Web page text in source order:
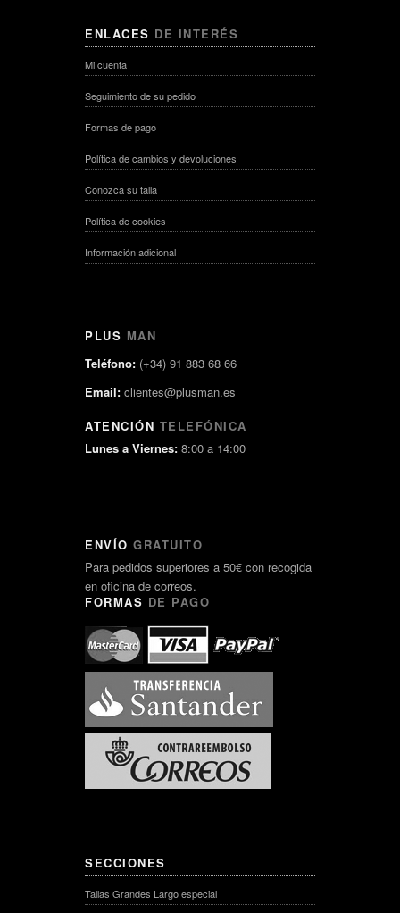
ENLACES DE INTERÉS
Mi cuenta
Seguimiento de su pedido
Formas de pago
Política de cambios y devoluciones
Conozca su talla
Política de cookies
Información adicional
PLUS MAN
Teléfono: (+34) 91 883 68 66
Email: clientes@plusman.es
ATENCIÓN TELEFÓNICA
Lunes a Viernes: 8:00 a 14:00
ENVÍO GRATUITO
Para pedidos superiores a 50€ con recogida
en oficina de correos.
FORMAS DE PAGO
SECCIONES
Tallas Grandes Largo especial